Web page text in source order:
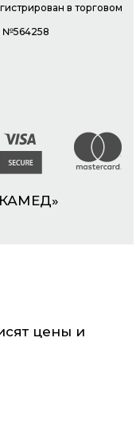
в торговом
№564258
цены и